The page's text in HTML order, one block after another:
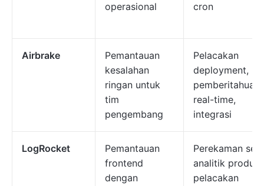
operasional
cron
Airbrake
Pemantauan
kesalahan
ringan untuk
tim
pengembang
Pelacakan
deployment,
pemberitahuan
real-time,
integrasi
LogRocket
Pemantauan
frontend
dengan
Perekaman
analitik produk,
pelacakan